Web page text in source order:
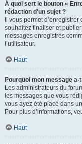
À quoi sert le bouton «
rédaction d’un sujet ?
Il vous permet
souhaitez finaliser et
messages enregistrés
l’utilisateur.
Haut
Pourquoi mon message
Les administrateurs du
les messages que vous
vous ayez été placé dans
Pour plus d’informations,
Haut